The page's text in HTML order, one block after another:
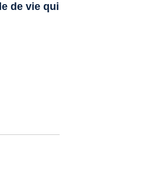
de vie qui